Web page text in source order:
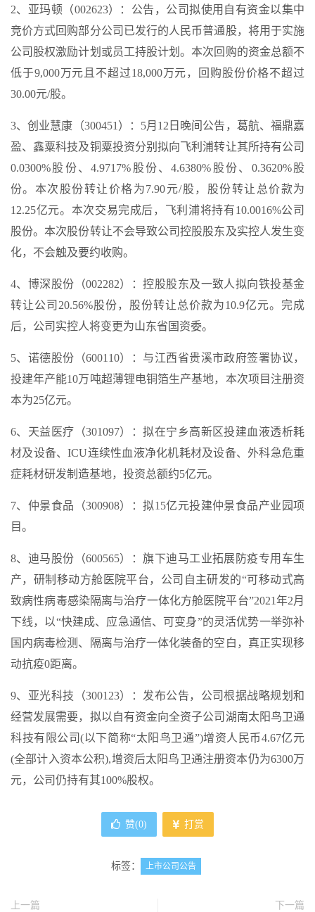
2、亚玛顿（002623）：公告，公司拟使用自有资金以集中
竞价方式回购部分公司已发行的人民币普通股，将用于实施
公司股权激励计划或员工持股计划。本次回购的资金总额不
低于9,000万元且不超过18,000万元，回购股份价格不超过
30.00元/股。
3、创业慧康（300451）：5月12日晚间公告，葛航、福鼎嘉
盈、鑫粟科技及铜粟投资分别拟向飞利浦转让其所持有公司
0.0300%股份、4.9717%股份、4.6380%股份、0.3620%股
份。本次股份转让价格为7.90元/股，股份转让总价款为
12.25亿元。本次交易完成后，飞利浦将持有10.0016%公司
股份。本次股份转让不会导致公司控股股东及实控人发生变
化，不会触及要约收购。
4、博深股份（002282）：控股股东及一致人拟向铁投基金
转让公司20.56%股份，股份转让总价款为10.9亿元。完成
后，公司实控人将变更为山东省国资委。
5、诺德股份（600110）：与江西省贵溪市政府签署协议，
投建年产能10万吨超薄锂电铜箔生产基地，本次项目注册资
本为25亿元。
6、天益医疗（301097）：拟在宁乡高新区投建血液透析耗
材及设备、ICU连续性血液净化机耗材及设备、外科急危重
症耗材研发制造基地，投资总额约5亿元。
7、仲景食品（300908）：拟15亿元投建仲景食品产业园项
目。
8、迪马股份（600565）：旗下迪马工业拓展防疫专用车生
产，研制移动方舱医院平台，公司自主研发的“可移动式高
致病性病毒感染隔离与治疗一体化方舱医院平台”2021年2月
下线，以“快建成、应急通信、可变身”的灵活优势一举弥补
国内病毒检测、隔离与治疗一体化装备的空白，真正实现移
动抗疫0距离。
9、亚光科技（300123）：发布公告，公司根据战略规划和
经营发展需要，拟以自有资金向全资子公司湖南太阳鸟卫通
科技有限公司(以下简称“太阳鸟卫通”)增资人民币4.67亿元
(全部计入资本公积),增资后太阳鸟卫通注册资本仍为6300万
元，公司仍持有其100%股权。
赞(0) 打赏
标签： 上市公司公告
上一篇
下一篇